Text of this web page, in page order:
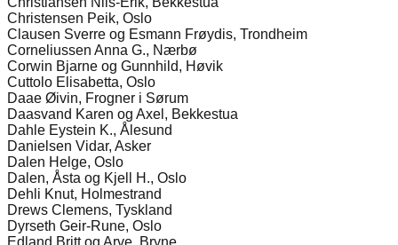
Christensen Peik, Oslo
Clausen Sverre og Esmann Frøydis, Trondheim
Corneliussen Anna G., Nærbø
Corwin Bjarne og Gunnhild, Høvik
Cuttolo Elisabetta, Oslo
Daae Øivin, Frogner i Sørum
Daasvand Karen og Axel, Bekkestua
Dahle Eystein K., Ålesund
Danielsen Vidar, Asker
Dalen Helge, Oslo
Dalen, Åsta og Kjell H., Oslo
Dehli Knut, Holmestrand
Drews Clemens, Tyskland
Dyrseth Geir-Rune, Oslo